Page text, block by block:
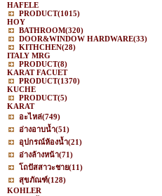
HAFELE
PRODUCT(1015)
HOY
BATHROOM(320)
DOOR&WINDOW HARDWARE(33)
KITHCHEN(28)
ITALY MRG
PRODUCT(8)
KARAT FACUET
PRODUCT(1370)
KUCHE
PRODUCT(5)
KARAT
อะไหล่(749)
อ่างอาบน้ำ(51)
อุปกรณ์ห้องน้ำ(21)
อ่างล้างหน้า(71)
โถปัสสาวะชาย(11)
สุขภัณฑ์(128)
KOHLER